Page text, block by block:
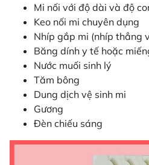
Mi nối với độ dài và độ
Keo nối mi chuyên dụng
Nhíp gắp mi (nhíp thẳng
Băng dính y tế hoặc
Nước muối sinh lý
Tăm bông
Dung dịch vệ sinh mi
Gương
Đèn chiếu sáng